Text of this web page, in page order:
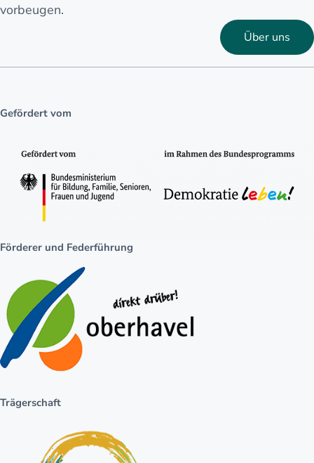
vorbeugen.
Über uns
Gefördert vom
Förderer und Federführung
Trägerschaft